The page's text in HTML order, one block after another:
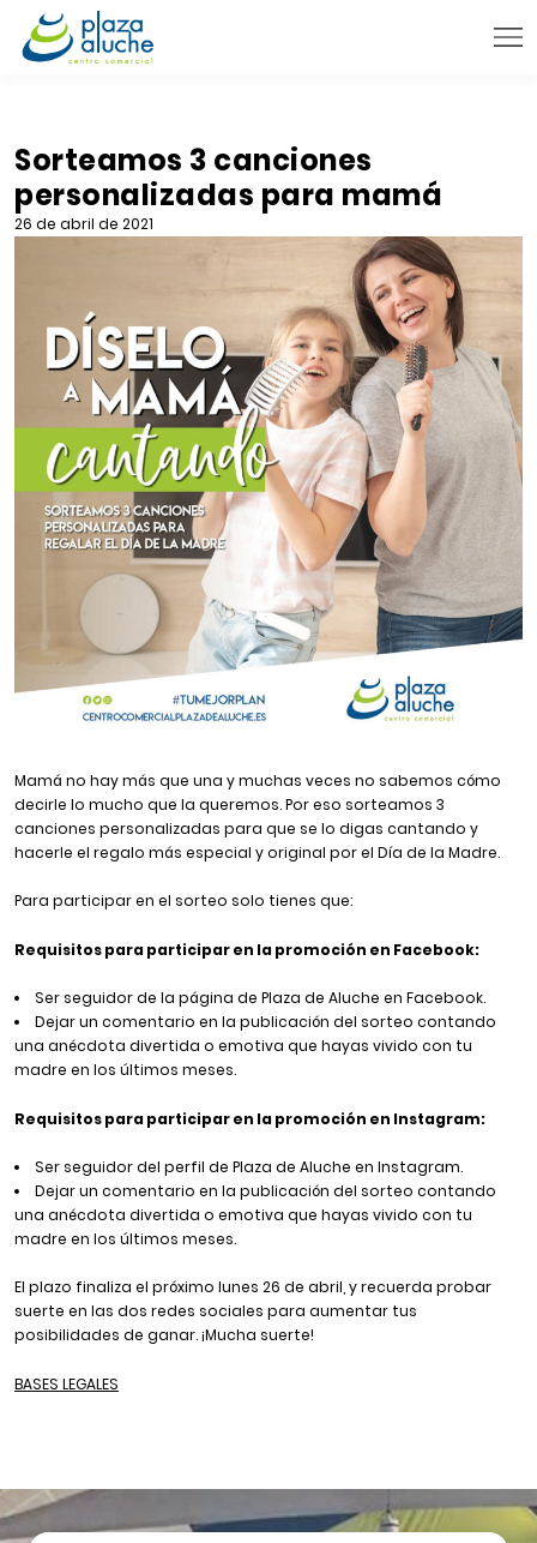
TIENDAS
VENTA TELEFÓNICA
BLOG
CONTACTO
Sorteamos 3 canciones
personalizadas para mamá
26 de abril de 2021
Mamá no hay más que una y muchas veces no sabemos cómo
decirle lo mucho que la queremos. Por eso sorteamos 3
canciones personalizadas para que se lo digas cantando y
hacerle el regalo más especial y original por el Día de la Madre.
Para participar en el sorteo solo tienes que:
Requisitos para participar en la promoción en Facebook:
Ser seguidor de la página de Plaza de Aluche en Facebook.
Dejar un comentario en la publicación del sorteo contando
una anécdota divertida o emotiva que hayas vivido con tu
madre en los últimos meses.
Requisitos para participar en la promoción en Instagram:
Ser seguidor del perfil de Plaza de Aluche en Instagram.
Dejar un comentario en la publicación del sorteo contando
una anécdota divertida o emotiva que hayas vivido con tu
madre en los últimos meses.
El plazo finaliza el próximo lunes 26 de abril, y recuerda probar
suerte en las dos redes sociales para aumentar tus
posibilidades de ganar. ¡Mucha suerte!
BASES LEGALES